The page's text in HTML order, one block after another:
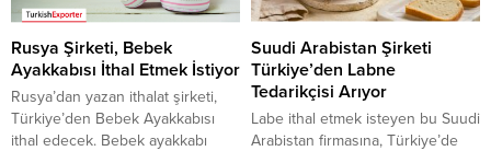
Rusya Şirketi, Bebek
Ayakkabısı İthal Etmek İstiyor
Rusya’dan yazan ithalat şirketi,
Türkiye’den Bebek Ayakkabısı
ithal edecek. Bebek ayakkabı
Suudi Arabistan Şirketi
Türkiye’den Labne
Tedarikçisi Arıyor
Labe ithal etmek isteyen bu Suudi
Arabistan firmasına, Türkiye’de